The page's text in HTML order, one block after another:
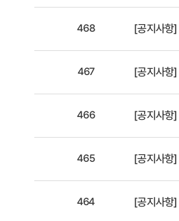
468 [공지사항]
467 [공지사항]
466 [공지사항]
465 [공지사항]
464 [공지사항]